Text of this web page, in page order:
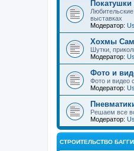
выставках
Модератор:
Хохмы
Шутки,
Модератор:
Фото и
Фото и видео
Модератор:
Решаем все
Модератор:
СТРОИТЕЛЬСТВО БАГГИ